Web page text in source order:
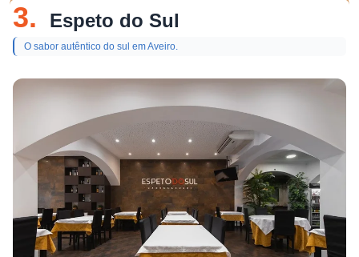
3. Espeto do Sul
O sabor autêntico do sul em Aveiro.